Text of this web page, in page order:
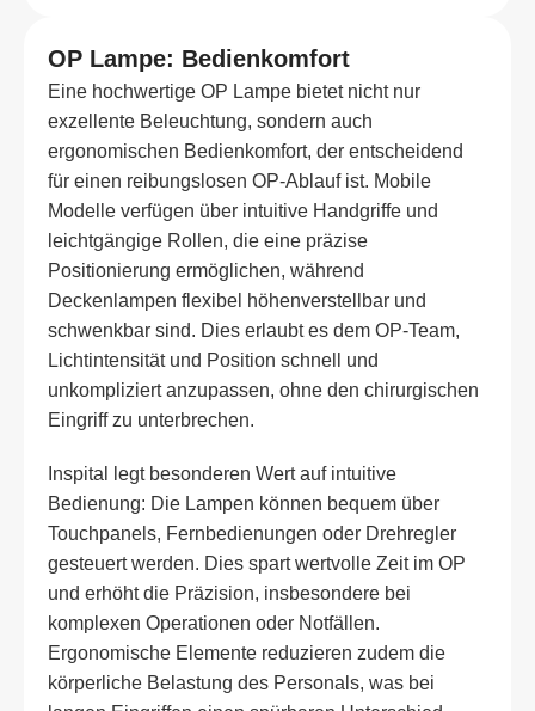
OP Lampe: Bedienkomfort
Eine hochwertige OP Lampe bietet nicht nur
exzellente Beleuchtung, sondern auch
ergonomischen Bedienkomfort, der entscheidend
für einen reibungslosen OP-Ablauf ist. Mobile
Modelle verfügen über intuitive Handgriffe und
leichtgängige Rollen, die eine präzise
Positionierung ermöglichen, während
Deckenlampen flexibel höhenverstellbar und
schwenkbar sind. Dies erlaubt es dem OP-Team,
Lichtintensität und Position schnell und
unkompliziert anzupassen, ohne den chirurgischen
Eingriff zu unterbrechen.
Inspital legt besonderen Wert auf intuitive
Bedienung: Die Lampen können bequem über
Touchpanels, Fernbedienungen oder Drehregler
gesteuert werden. Dies spart wertvolle Zeit im OP
und erhöht die Präzision, insbesondere bei
komplexen Operationen oder Notfällen.
Ergonomische Elemente reduzieren zudem die
körperliche Belastung des Personals, was bei